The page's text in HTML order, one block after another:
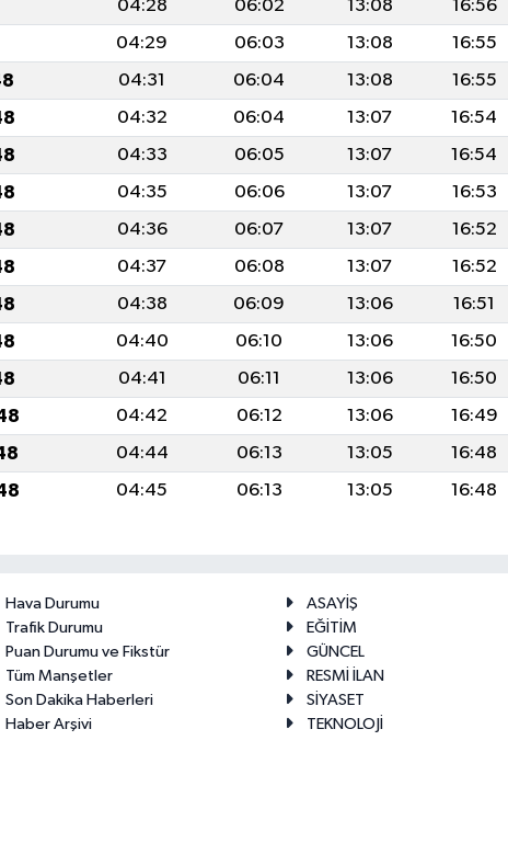
04:28 06:02 13:08 16:56
04:29 06:03 13:08 16:55
04:31 06:04 13:08 16:55
04:32 06:04 13:07 16:54
04:33 06:05 13:07 16:54
04:35 06:06 13:07 16:53
04:36 06:07 13:07 16:52
04:37 06:08 13:07 16:52
04:38 06:09 13:06 16:51
04:40 06:10 13:06 16:50
04:41 06:11 13:06 16:50
04:42 06:12 13:06 16:49
04:44 06:13 13:05 16:48
04:45 06:13 13:05 16:48
Hava Durumu
Trafik Durumu
Puan Durumu ve Fikstür
Tüm Manşetler
Son Dakika Haberleri
Haber Arşivi
ASAYİŞ
EĞİTİM
GÜNCEL
RESMİ İLAN
SİYASET
TEKNOLOJİ